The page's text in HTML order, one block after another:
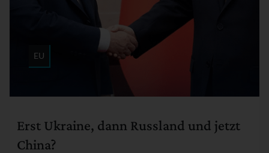
Erst Ukraine, dann Russland und jetzt
China?
EU